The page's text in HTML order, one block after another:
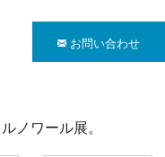
お問い合わせ
ノワール展。